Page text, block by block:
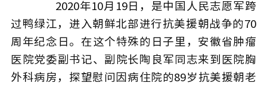
2020年10月19日，是中国人民志愿军跨
过鸭绿江，进入朝鲜北部进行抗美援朝战争的70
周年纪念日。在这个特殊的日子里，安徽省肿瘤
医院党委副书记、副院长陶良军同志来到医院胸
外科病房，探望慰问因病住院的89岁抗美援朝老